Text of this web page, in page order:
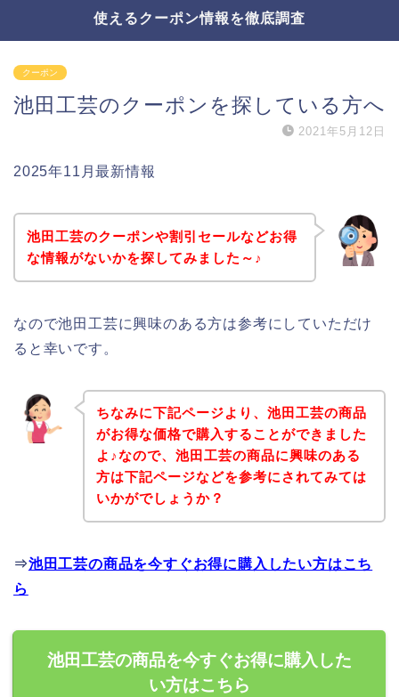
使えるクーポン情報を徹底調査
クーポン
池田工芸のクーポンを探している方へ
2021年5月12日
2025年11月最新情報
池田工芸のクーポンや割引セールなどお得
な情報がないかを探してみました～♪
なので池田工芸に興味のある方は参考にしていただけ
ると幸いです。
ちなみに下記ページより、池田工芸の商品
がお得な価格で購入することができました
よ♪なので、池田工芸の商品に興味のある
方は下記ページなどを参考にされてみては
いかがでしょうか？
⇒池田工芸の商品を今すぐお得に購入したい方はこち
ら
池田工芸の商品を今すぐお得に購入した
い方はこちら